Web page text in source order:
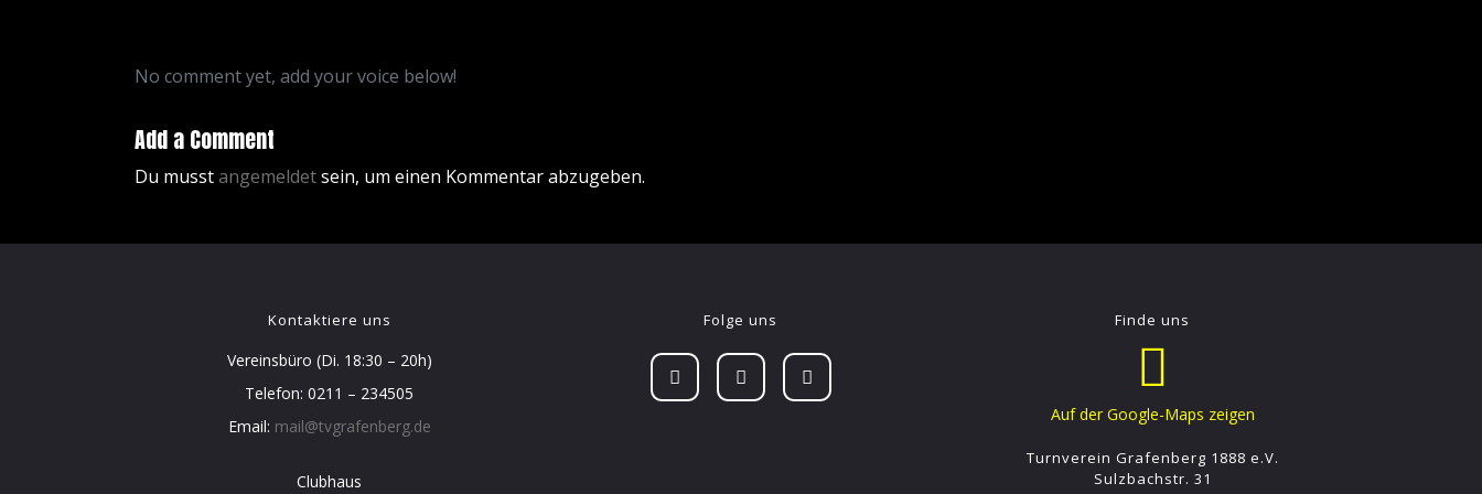
No comment yet, add your voice below!
Add a Comment
Du musstangemeldetsein, um einen Kommentar abzugeben.
Kontaktiere uns
Vereinsbüro (Di. 18:30 – 20h)
Telefon: 0211 – 234505
Email: mail@tvgrafenberg.de
Clubhaus
Folge uns Finde uns
Auf der Google-Maps zeigen
Turnverein Grafenberg 1888 e.V.
Sulzbachstr. 31